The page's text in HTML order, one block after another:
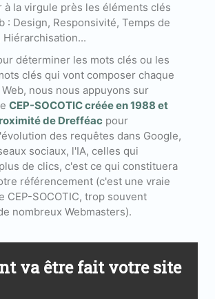
à la virgule près les éléments clés
: Design, Responsivité, Temps de
Hiérarchisation...
déterminer les mots clés ou les
clés qui vont composer chaque
nous nous appuyons sur
CEP-SOCOTIC créée en 1988 et
de Drefféac pour
des requêtes dans Google,
sociaux, l'IA, celles qui
de clics, c'est ce qui constituera
référencement (c'est une vraie
CEP-SOCOTIC, trop souvent
nombreux Webmasters).
va être fait votre site